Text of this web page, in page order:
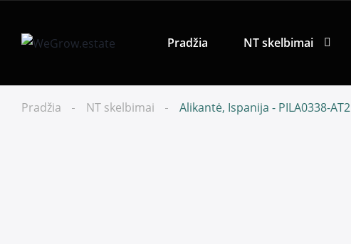
Pradžia NT skelbimai
Pradžia NT skelbimai Alikantė, Ispanija - PILA0338-AT2